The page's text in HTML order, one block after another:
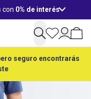
con 0% de interés
seguro encontrarás